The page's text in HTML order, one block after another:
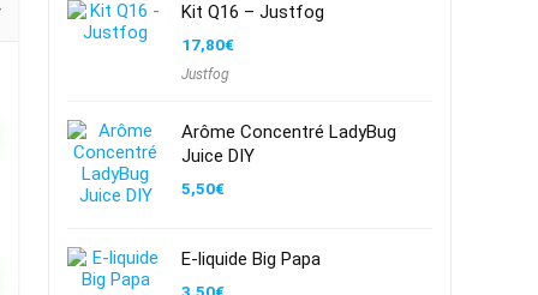
Kit Q16 – Justfog
17,80€
Justfog
Arôme Concentré LadyBug
Juice DIY
5,50€
E-liquide Big Papa